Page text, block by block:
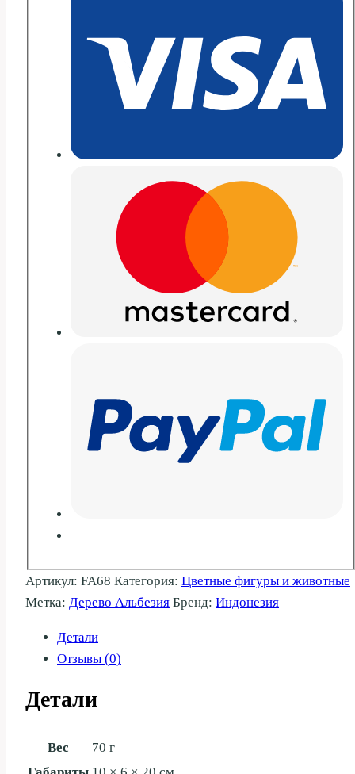
Артикул: FA68 Категория: Цветные фигуры и животные
Метка: Дерево Альбезия Бренд: Индонезия
Детали
Отзывы (0)
Детали
Вес
70 г